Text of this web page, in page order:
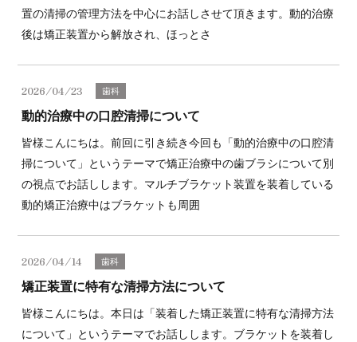
置の清掃の管理方法を中心にお話しさせて頂きます。動的治療
後は矯正装置から解放され、ほっとさ
2026/04/23 歯科
動的治療中の口腔清掃について
皆様こんにちは。前回に引き続き今回も「動的治療中の口腔清
掃について」というテーマで矯正治療中の歯ブラシについて別
の視点でお話しします。マルチブラケット装置を装着している
動的矯正治療中はブラケットも周囲
2026/04/14 歯科
矯正装置に特有な清掃方法について
皆様こんにちは。本日は「装着した矯正装置に特有な清掃方法
について」というテーマでお話しします。ブラケットを装着し